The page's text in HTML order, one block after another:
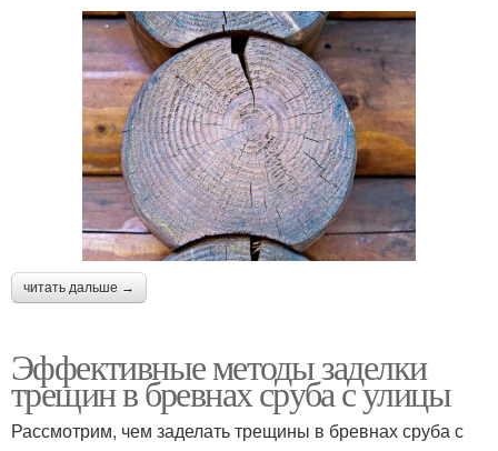
читать дальше →
Эффективные методы заделки
трещин в бревнах сруба с улицы
Рассмотрим, чем заделать трещины в бревнах сруба с